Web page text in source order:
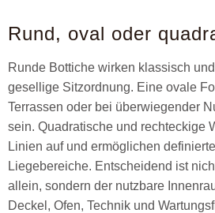
Rund, oval oder
Runde Bottiche wirken klassisch
gesellige Sitzordnung. Eine ovale
Terrassen oder bei überwiegender
sein. Quadratische und rechteckige
Linien auf und ermöglichen
Liegebereiche. Entscheidend ist
allein, sondern der nutzbare
Deckel, Ofen, Technik und